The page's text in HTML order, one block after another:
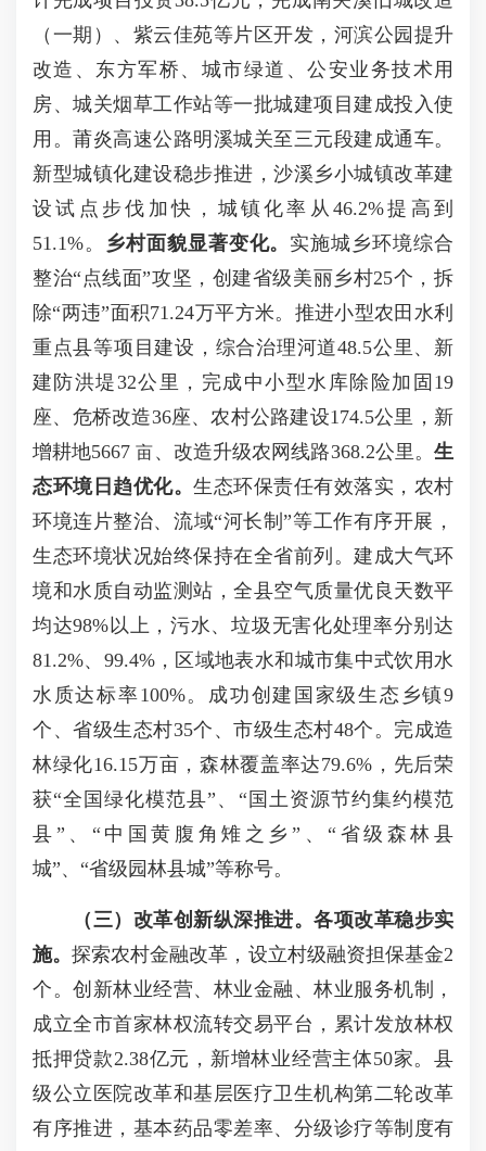
（一期）、紫云佳苑等片区开发，河滨公园提升
改造、东方军桥、城市绿道、公安业务技术用
房、城关烟草工作站等一批城建项目建成投入使
用。莆炎高速公路明溪城关至三元段建成通车。
新型城镇化建设稳步推进，沙溪乡小城镇改革建
设试点步伐加快，城镇化率从46.2%提高到
51.1%。
乡村面貌显著变化。 实施城乡环境综合
整治“点线面”攻坚，创建省级美丽乡村25个，拆
除“两违”面积71.24万平方米。推进小型农田水利
重点县等项目建设，综合治理河道48.5公里、新
建防洪堤32公里，完成中小型水库除险加固19
座、危桥改造36座、农村公路建设174.5公里，新
增耕地5667亩、改造升级农网线路368.2公里。生
态环境日趋优化。 生态环保责任有效落实，农村
环境连片整治、流域“河长制”等工作有序开展，
生态环境状况始终保持在全省前列。建成大气环
境和水质自动监测站，全县空气质量优良天数平
均达98%以上，污水、垃圾无害化处理率分别达
81.2%、99.4%，区域地表水和城市集中式饮用水
水质达标率100%。成功创建国家级生态乡镇9
个、省级生态村35个、市级生态村48个。完成造
林绿化16.15万亩，森林覆盖率达79.6%，先后荣
获“全国绿化模范县”、“国土资源节约集约模范
县”、“中国黄腹角雉之乡”、“省级森林县
城”、“省级园林县城”等称号。
（三）改革创新纵深推进。 各项改革稳步实
施。探索农村金融改革，设立村级融资担保基金2
个。创新林业经营、林业金融、林业服务机制，
成立全市首家林权流转交易平台，累计发放林权
抵押贷款2.38亿元，新增林业经营主体50家。县
级公立医院改革和基层医疗卫生机构第二轮改革
有序推进，基本药品零差率、分级诊疗等制度有